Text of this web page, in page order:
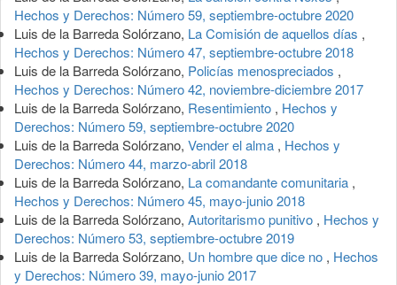
Hechos y Derechos: Número 59, septiembre-octubre 2020
Luis de la Barreda Solórzano, La Comisión de aquellos días ,
Hechos y Derechos: Número 47, septiembre-octubre 2018
Luis de la Barreda Solórzano, Policías menospreciados ,
Hechos y Derechos: Número 42, noviembre-diciembre 2017
Luis de la Barreda Solórzano, Resentimiento , Hechos y
Derechos: Número 59, septiembre-octubre 2020
Luis de la Barreda Solórzano, Vender el alma , Hechos y
Derechos: Número 44, marzo-abril 2018
Luis de la Barreda Solórzano, La comandante comunitaria ,
Hechos y Derechos: Número 45, mayo-junio 2018
Luis de la Barreda Solórzano, Autoritarismo punitivo , Hechos y
Derechos: Número 53, septiembre-octubre 2019
Luis de la Barreda Solórzano, Un hombre que dice no , Hechos
y Derechos: Número 39, mayo-junio 2017